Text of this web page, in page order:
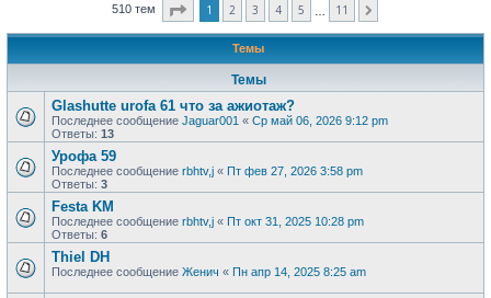
510 тем Страница из
1 2 3 4 5 11
Темы
Темы
Glashutte urofa 61 что за ажиотаж?
Последнее сообщение Jaguar001 « Ср май 06, 2026 9:12 pm
Ответы: 13
Урофа 59
Последнее сообщение rbhtv,j « Пт фев 27, 2026 3:58 pm
Ответы: 3
Festa KM
Последнее сообщение rbhtv,j « Пт окт 31, 2025 10:28 pm
Ответы: 6
Thiel DH
Последнее сообщение Женич « Пн апр 14, 2025 8:25 am